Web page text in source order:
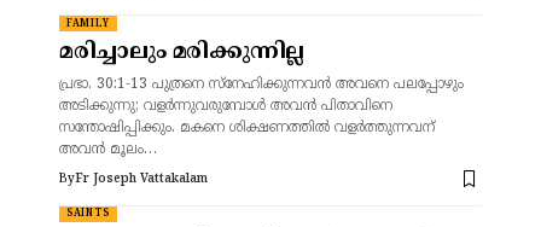
FAMILY
മരിച്ചാലും മരിക്കുന്നില്ല
പ്രഭാ. 30:1-13 പുത്രനെ സ്‌നേഹിക്കുന്നവന്‍ അവനെ പലപ്പോഴും
അടിക്കുന്നു; വളര്‍ന്നുവരുമ്പോള്‍ അവന്‍ പിതാവിനെ
സന്തോഷിപ്പിക്കും. മകനെ ശിക്ഷണത്തില്‍ വളര്‍ത്തുന്നവന്
അവന്‍ മൂലം…
ByFr Joseph Vattakalam
SAINTS